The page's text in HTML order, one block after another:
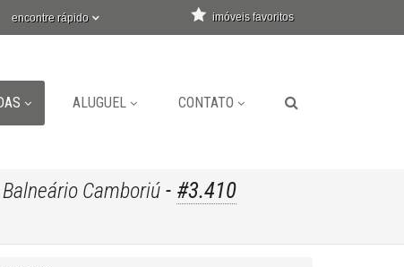
encontre rápido imóveis favoritos
ALUGUEL CONTATO
Camboriú - #3.410